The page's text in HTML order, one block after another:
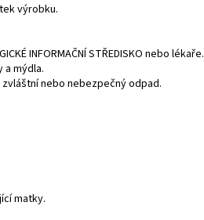
výrobku.
INFORMAČNÍ STŘEDISKO nebo lékaře.
a mýdla.
nebo nebezpečný odpad.
matky.